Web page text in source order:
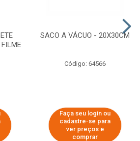
SACO A VÁCUO - 20X30CM
Código: 64566
Faça seu login ou
cadastre-se para
ver preços e
comprar